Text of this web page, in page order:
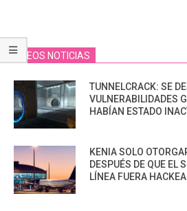
VIDEOS NOTICIAS
TUNNELCRACK: SE
VULNERABILIDADES
HABÍAN ESTADO
KENIA SOLO
DESPUÉS DE QUE EL
LÍNEA FUERA